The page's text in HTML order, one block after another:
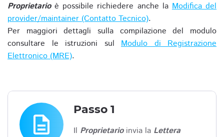
Proprietarioè possibile richiedere anche laModifica del
provider/maintainer (Contatto Tecnico).
Per maggiori dettagli sulla compilazione del modulo
consultare le istruzioni sul Modulo di Registrazione
Elettronico (MRE).
description
Passo 1
Il Proprietarioinvia la Lettera